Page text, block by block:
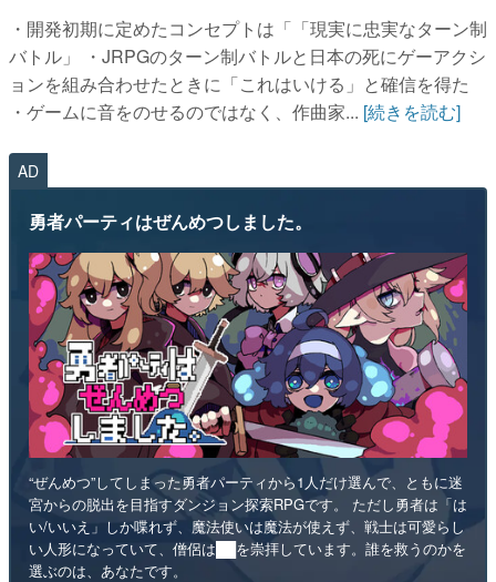
・開発初期に定めたコンセプトは「「現実に忠実なターン制
バトル」 ・JRPGのターン制バトルと日本の死にゲーアクシ
ョンを組み合わせたときに「これはいける」と確信を得た
・ゲームに音をのせるのではなく、作曲家... [続きを読む]
AD
勇者パーティはぜんめつしました。
“ぜんめつ”してしまった勇者パーティから1人だけ選んで、ともに迷
宮からの脱出を目指すダンジョン探索RPGです。 ただし勇者は「は
い/いいえ」しか喋れず、魔法使いは魔法が使えず、戦士は可愛らし
い人形になっていて、僧侶は██を崇拝しています。誰を救うのかを
選ぶのは、あなたです。